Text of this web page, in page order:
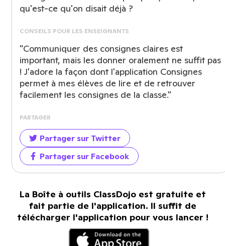
qu'est-ce qu'on disait déjà ?
CONSEILS POUR LES ENSEIGNANTS
"Communiquer des consignes claires est
important, mais les donner oralement ne suffit pas
! J'adore la façon dont l'application Consignes
permet à mes élèves de lire et de retrouver
facilement les consignes de la classe."
PARTAGER
Partager sur Twitter
Partager sur Facebook
La Boîte à outils ClassDojo est gratuite et
fait partie de l'application. Il suffit de
télécharger l'application pour vous lancer !